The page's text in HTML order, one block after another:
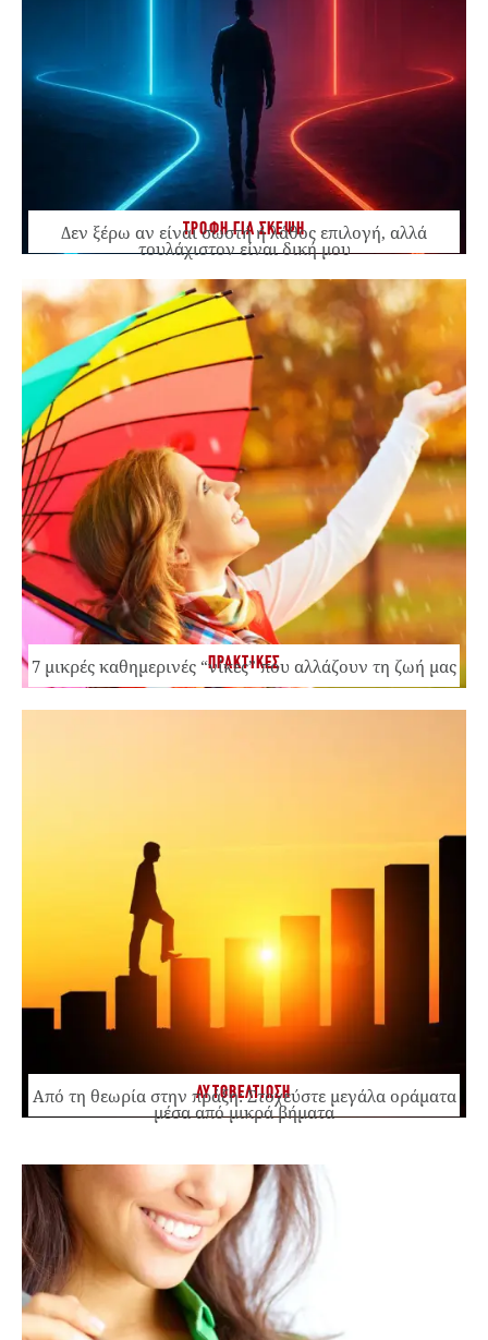
ΤΡΟΦΗ ΓΙΑ ΣΚΕΨΗ
Δεν ξέρω αν είναι σωστή ή λάθος επιλογή, αλλά
τουλάχιστον είναι δική μου
ΠΡΑΚΤΙΚΕΣ
7 μικρές καθημερινές “νίκες” που αλλάζουν τη ζωή μας
ΑΥΤΟΒΕΛΤΙΩΣΗ
Από τη θεωρία στην πράξη: Στοχεύστε μεγάλα οράματα
μέσα από μικρά βήματα